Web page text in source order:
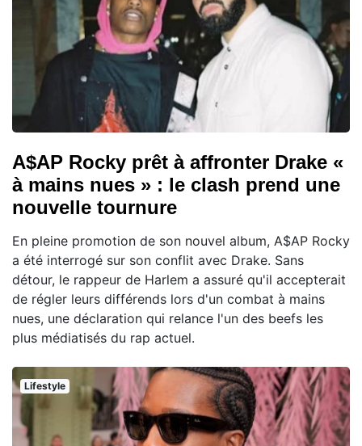
A$AP Rocky prêt à affronter Drake «
à mains nues » : le clash prend une
nouvelle tournure
En pleine promotion de son nouvel album, A$AP Rocky
a été interrogé sur son conflit avec Drake. Sans
détour, le rappeur de Harlem a assuré qu'il accepterait
de régler leurs différends lors d'un combat à mains
nues, une déclaration qui relance l'un des beefs les
plus médiatisés du rap actuel.
Lifestyle